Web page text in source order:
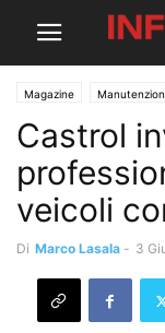
Magazine
Castrol
veicoli
Di Marco Lasala - 3